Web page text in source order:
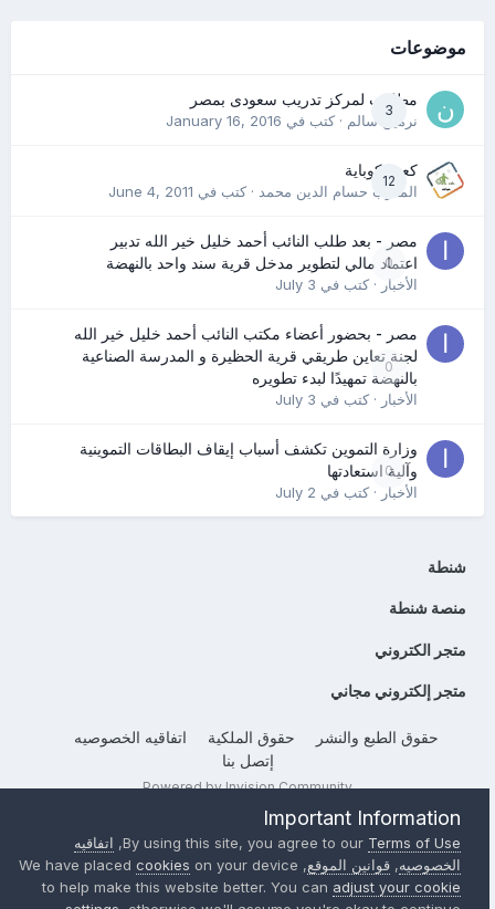
موضوعات
3
مطلوب لمركز تدريب سعودى بمصر
نرمين سالم· كتب في January 16, 2016
12
كعب كوباية
المدرب حسام الدين محمد· كتب في June 4, 2011
0
مصر - بعد طلب النائب أحمد خليل خير الله تدبير
اعتماد مالي لتطوير مدخل قرية سند واحد بالنهضة
الأخبار· كتب في July 3
0
مصر - بحضور أعضاء مكتب النائب أحمد خليل خير الله
لجنة تعاين طريقي قرية الحظيرة و المدرسة الصناعية
بالنهضة تمهيدًا لبدء تطويره
الأخبار· كتب في July 3
0
وزارة التموين تكشف أسباب إيقاف البطاقات التموينية
وآلية استعادتها
الأخبار· كتب في July 2
شنطة
منصة شنطة
متجر الكتروني
متجر إلكتروني مجاني
حقوق الطبع والنشر حقوق الملكية
اتفاقيه الخصوصيه
إتصل بنا
Powered by Invision Community
Important Information
By using this site, you agree to ourTerms of Use
, اتفاقيه
الخصوصيه, قوانين الموقع, We have placed
cookies on your device
to help make this website better. You canadjust your cookie